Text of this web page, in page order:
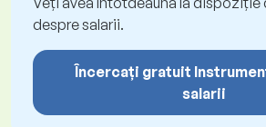
despre salarii.
Încercați gratuit
salarii